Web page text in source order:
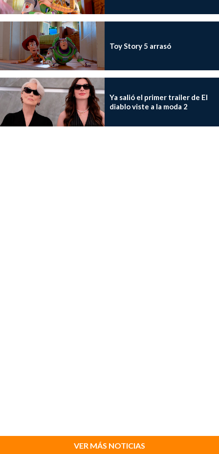
Toy Story 5 arrasó
Ya salió el primer trailer de El
diablo viste a la moda 2
VER MÁS NOTICIAS